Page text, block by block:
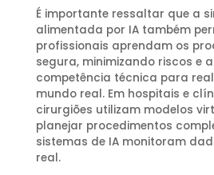
É importante ressaltar que a
alimentada por IA também
profissionais aprendam os
segura, minimizando riscos e
competência técnica para
mundo real. Em hospitais e
cirurgiões utilizam modelos
planejar procedimentos
sistemas de IA monitoram
real.